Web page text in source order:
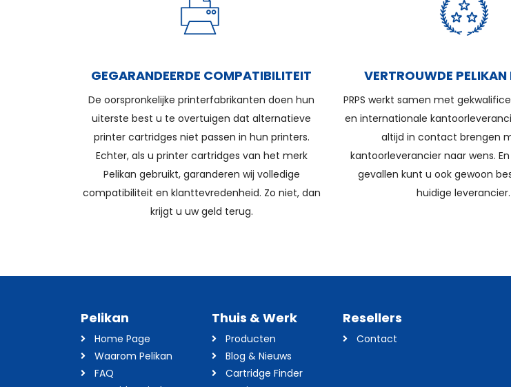
GEGARANDEERDE COMPATIBILITEIT
De oorspronkelijke printerfabrikanten doen hun
uiterste best u te overtuigen dat alternatieve
printer cartridges niet passen in hun printers.
Echter, als u printer cartridges van het merk
Pelikan gebruikt, garanderen wij volledige
compatibiliteit en klanttevredenheid. Zo niet, dan
krijgt u uw geld terug.
VERTROUWDE PELIKAN
PRPS werkt samen met
en internationale
altijd in contact brengen
kantoorleverancier naar wens.
gevallen kunt u ook gewoon
huidige leverancier.
Pelikan
Home Page
Waarom Pelikan
FAQ
Thuis & Werk
Producten
Blog & Nieuws
Cartridge Finder
Resellers
Contact